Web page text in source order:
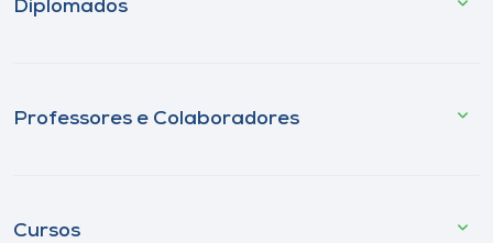
Diplomados
Professores e Colaboradores
Cursos